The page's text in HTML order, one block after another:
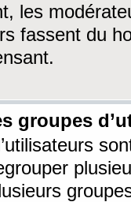
les
fassent du
groupes